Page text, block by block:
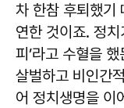
차 한참 후퇴했기
연한 것이죠. 정
피’라고 수혈을
살벌하고 비인간
어 정치생명을 이